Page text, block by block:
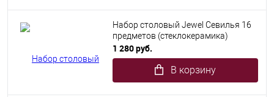
Набор столовый Jewel Севилья 16
предметов (стеклокерамика)
1 280 руб.
В корзину